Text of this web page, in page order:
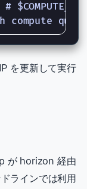
を更新して実行
が horizon 経由
ラインでは利用